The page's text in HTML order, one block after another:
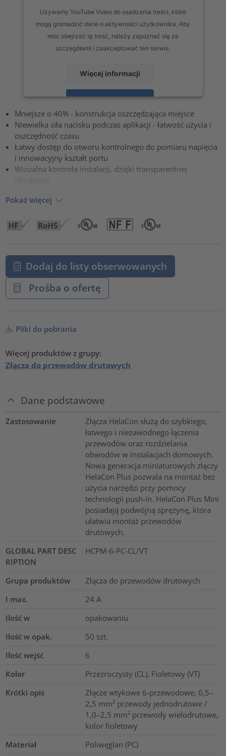
Używamy YouTube Video do osadzania treści, które
mogą gromadzić dane o aktywności użytkownika. Aby
móc obejrzeć tę treść, należy zapoznać się ze
szczegółami i zaakceptować ten serwis.
Więcej informacji
Zaakceptuj
powered by Usercentrics Consent Management Platform
Mniejsze o 40% - konstrukcja oszczędzająca miejsce
Niewielka siła nacisku podczas aplikacji - łatwość użycia i
oszczędność czasu
Łatwy dostęp do otworu kontrolnego do pomiaru napięcia
i innowacyjny kształt portu
Wizualna kontrola instalacji, dzięki transparentnej
Pokaż więcej
Dodaj do listy obserwowanych
Prośba o ofertę
Pliki do pobrania
Więcej produktów z grupy:
Złącza do przewodów drutowych
Dane podstawowe
Zastosowanie
Złącza HelaCon służą do szybkiego,
łatwego i niezawodnego łączenia
przewodów oraz rozdzielania
obwodów w instalacjach domowych.
Nowa generacja miniaturowych złączy
HelaCon Plus pozwala na montaż bez
użycia narzędzi przy pomocy
technologii push-in. HelaCon Plus Mini
posiadają podwójną sprężynę, która
ułatwia montaż przewodów
drutowych.
GLOBAL PART DESC
RIPTION
HCPM-6-PC-CL/VT
Grupa produktów
Złącza do przewodów drutowych
I max.
24 A
Ilość w
opakowaniu
Ilość w opak.
50 szt.
Ilość wejść
6
Kolor
Przezroczysty (CL), Fioletowy (VT)
Krótki opis
Złącze wtykowe 6-przewodowe, 0,5–
2,5 mm² przewody jednodrutowe /
1,0–2,5 mm² przewody wielodrutowe,
kolor fioletowy
Materiał
Poliwęglan (PC)